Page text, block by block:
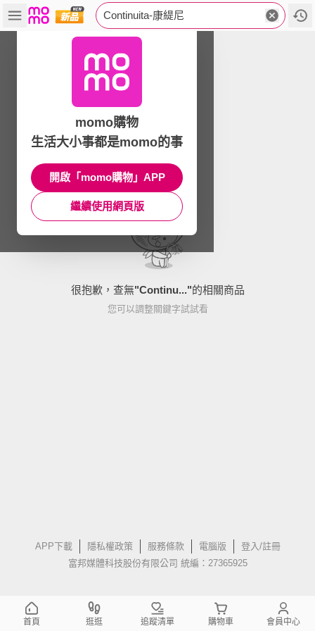
Continuita-康緹尼
很抱歉，查無"Continu..."的相關商品
您可以調整關鍵字試試看
APP下載 隱私權政策 服務條款 電腦版
登入/註冊
富邦媒體科技股份有限公司 統編：27365925
momo購物
生活大小事都是momo的事
開啟「momo購物」APP
繼續使用網頁版
首頁 逛逛 追蹤清單 購物車 會員中心